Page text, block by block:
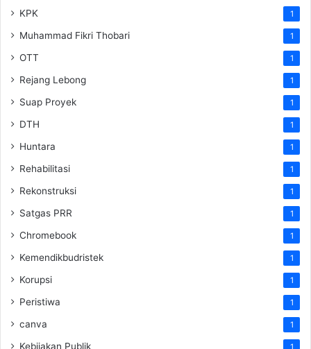
KPK 1
Muhammad Fikri Thobari 1
OTT 1
Rejang Lebong 1
Suap Proyek 1
DTH 1
Huntara 1
Rehabilitasi 1
Rekonstruksi 1
Satgas PRR 1
Chromebook 1
Kemendikbudristek 1
Korupsi 1
Peristiwa 1
canva 1
Kebijakan Publik